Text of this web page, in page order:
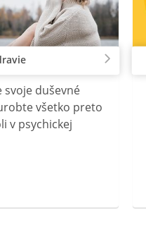
svoje duševné
všetko preto
v psychickej